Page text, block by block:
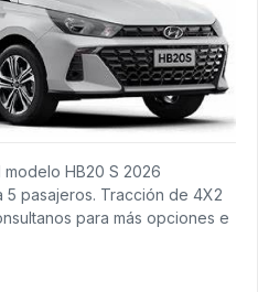
modelo HB20 S 2026
5 pasajeros. Tracción de 4X2
para más opciones e